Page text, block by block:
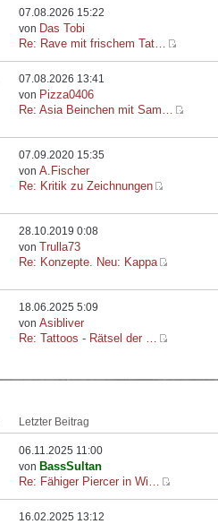
07.08.2026 15:22
von Das Tobi
Re: Rave mit frischem Tat…
07.08.2026 13:41
von Pizza0406
Re: Asia Beinchen mit Sam…
07.09.2020 15:35
vonA.Fischer
Re: Kritik zu Zeichnungen
28.10.2019 0:08
von Trulla73
Re: Konzepte. Neu: Kappa
18.06.2025 5:09
vonAsibliver
Re: Tattoos - Rätsel der …
Letzter Beitrag
06.11.2025 11:00
von BassSultan
Re: Fähiger Piercer in Wi…
16.02.2025 13:12